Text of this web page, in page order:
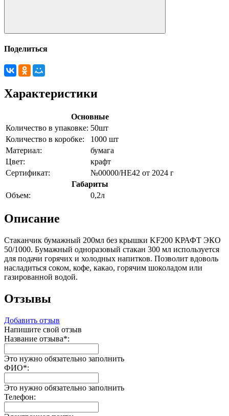
Поделиться
Характеристики
Основные
Количество в упаковке: 50шт
Количество в коробке:
1000 шт
Материал:
бумага
Цвет:
крафт
Сертификат:
№00000/НЕ42 от 2024 г
Габариты
Объем:
0,2л
Описание
Стаканчик бумажный 200мл без крышки KF200 КРАФТ ЭКО
50/1000. Бумажный одноразовый стакан 300 мл используется
для подачи горячих и холодных напитков. Позволит вдоволь
насладиться соком, кофе, какао, горячим шоколадом или
газированной водой.
Отзывы
Добавить отзыв
Напишите свой отзыв
Название отзыва*:
Это нужно обязательно заполнить
ФИО*:
Это нужно обязательно заполнить
Телефон: